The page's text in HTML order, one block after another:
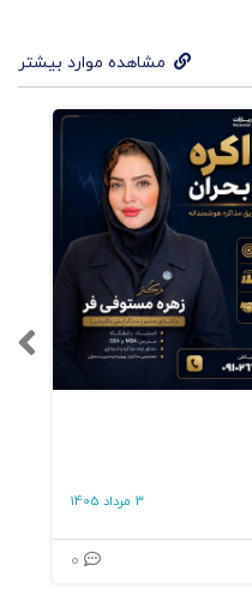
مشاهده موارد بیشتر
3 مرداد 1405